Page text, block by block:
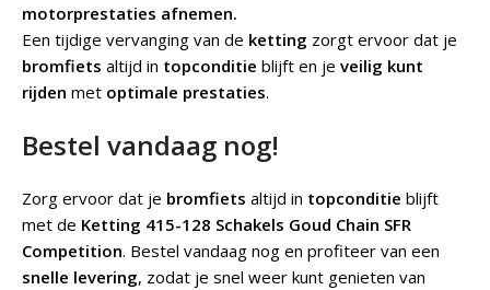
motorprestaties afnemen.
Een tijdige vervanging van de ketting zorgt ervoor dat je
bromfiets altijd in topconditie blijft en je veilig kunt
rijden met optimale prestaties.
Bestel vandaag nog!
Zorg ervoor dat je bromfiets altijd in topconditie blijft
met de Ketting 415-128 Schakels Goud Chain SFR
Competition. Bestel vandaag nog en profiteer van een
snelle levering, zodat je snel weer kunt genieten van